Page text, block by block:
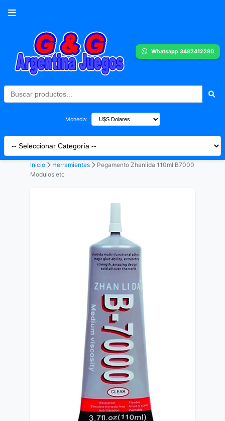
Whatsapp 3482412280
Moneda:
Inicio Herramientas
Pegamento Zhanlida 110ml B7000
Modulos etc